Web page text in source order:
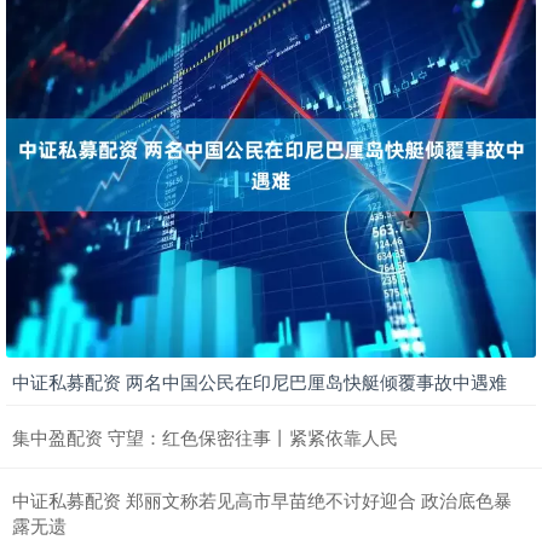
中证私募配资 两名中国公民在印尼巴厘岛快艇倾覆事故中遇难
集中盈配资 守望：红色保密往事丨紧紧依靠人民
中证私募配资 郑丽文称若见高市早苗绝不讨好迎合 政治底色暴
露无遗